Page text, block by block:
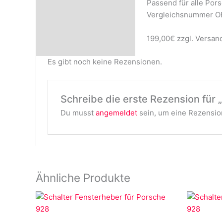
Passend
Vergleichsnummer
199,00€ zzgl.
Es gibt noch keine Rezensionen.
Schreibe die erste Rezension für
Du musst angemeldetsein, um eine
Ähnliche Produkte